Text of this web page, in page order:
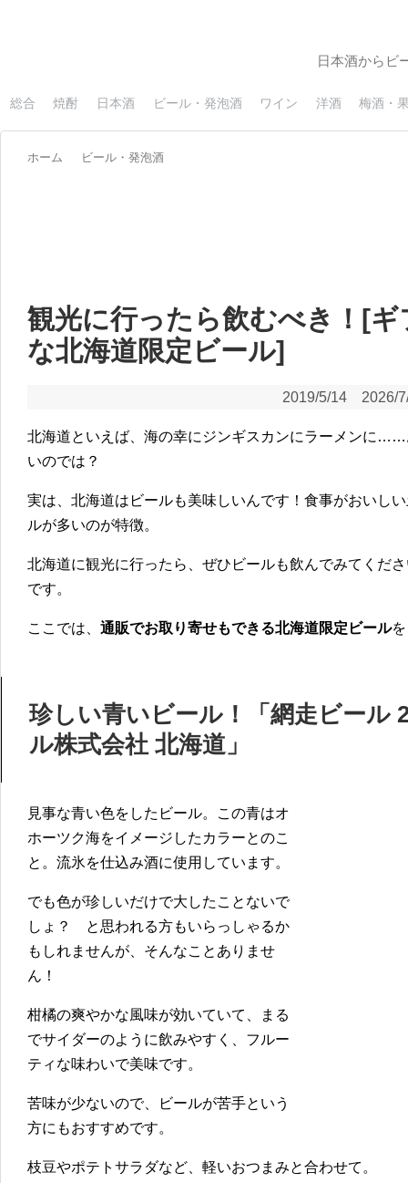
日本酒からビ
総合 焼酎 日本酒 ビール・発泡酒 ワイン 洋酒 梅酒・
ホーム ビール・発泡酒
観光に行ったら飲むべき！[
な北海道限定ビール]
2019/5/14 2026/
北海道といえば、海の幸にジンギスカンにラーメンに
いのでは？
実は、北海道はビールも美味しいんです！食事がおいし
ルが多いのが特徴。
北海道に観光に行ったら、ぜひビールも飲んでみてくだ
です。
ここでは、 通販でお取り寄せもできる北海道限定ビール
珍しい青いビール！「網走ビール
ル株式会社 北海道」
見事な青い色をしたビール。この青はオ
ホーツク海をイメージしたカラーとのこ
と。流氷を仕込み酒に使用しています。
でも色が珍しいだけで大したことないで
しょ？ と思われる方もいらっしゃるか
もしれませんが、そんなことありませ
ん！
柑橘の爽やかな風味が効いていて、まる
でサイダーのように飲みやすく、フルー
ティな味わいで美味です。
苦味が少ないので、ビールが苦手という
方にもおすすめです。
枝豆やポテトサラダなど、軽いおつまみと合わせて。